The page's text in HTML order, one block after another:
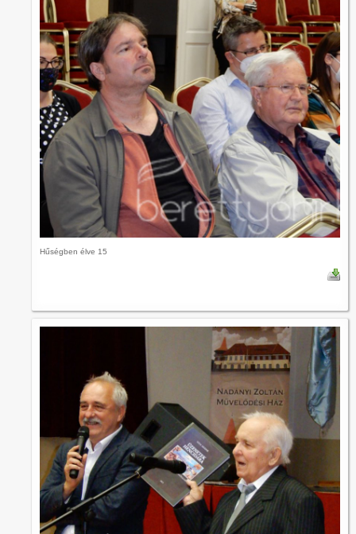
Hűségben élve 15